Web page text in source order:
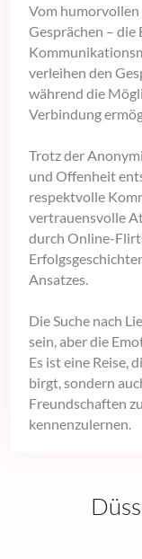
Vom
Gesprächen – die
verleihen den
während die
Verbindung
Trotz der
und Offenheit
respektvolle
vertrauensvolle
durch Online-
Ansatzes.
Die Suche nach
sein, aber die
Es ist eine Reise,
birgt, sondern
Freundschaften
kennenzulernen.